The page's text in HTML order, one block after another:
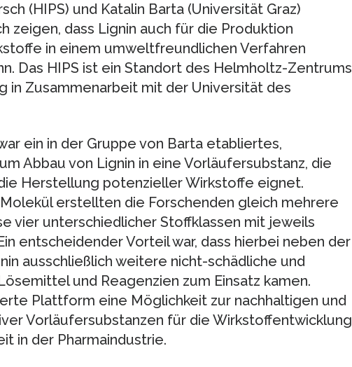
(HIPS) und Katalin Barta (Universität Graz)
zeigen, dass Lignin auch für die Produktion
in einem umweltfreundlichen Verfahren
Das HIPS ist ein Standort des Helmholtz-Zentrums
in Zusammenarbeit mit der Universität des
ein in der Gruppe von Barta etabliertes,
Abbau von Lignin in eine Vorläufersubstanz, die
Herstellung potenzieller Wirkstoffe eignet.
erstellten die Forschenden gleich mehrere
vier unterschiedlicher Stoffklassen mit jeweils
entscheidender Vorteil war, dass hierbei neben der
ausschließlich weitere nicht-schädliche und
und Reagenzien zum Einsatz kamen.
Plattform eine Möglichkeit zur nachhaltigen und
Vorläufersubstanzen für die Wirkstoffentwicklung
in der Pharmaindustrie.